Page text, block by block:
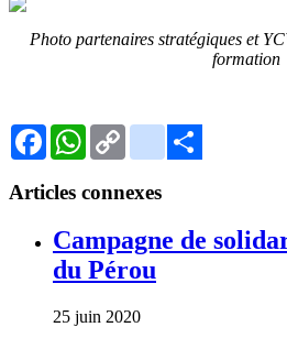
Photo partenaires stratégiques et
formation
FacebookWhatsApp
Copy
Gmail
Articles connexes
Campagne de
du Pérou
25 juin 2020